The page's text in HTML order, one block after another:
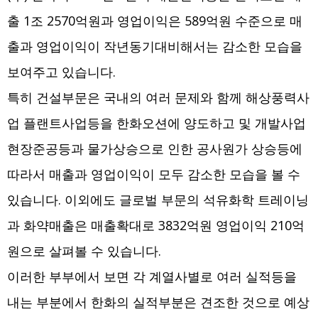
출 1조 2570억원과 영업이익은 589억원 수준으로 매
출과 영업이익이 작년동기대비해서는 감소한 모습을
보여주고 있습니다.
특히 건설부문은 국내의 여러 문제와 함께 해상풍력사
업 플랜트사업등을 한화오션에 양도하고 및 개발사업
현장준공등과 물가상승으로 인한 공사원가 상승등에
따라서 매출과 영업이익이 모두 감소한 모습을 볼 수
있습니다. 이외에도 글로벌 부문의 석유화학 트레이닝
과 화약매출은 매출확대로 3832억원 영업이익 210억
원으로 살펴볼 수 있습니다.
이러한 부부에서 보면 각 계열사별로 여러 실적등을
내는 부분에서 한화의 실적부분은 견조한 것으로 예상